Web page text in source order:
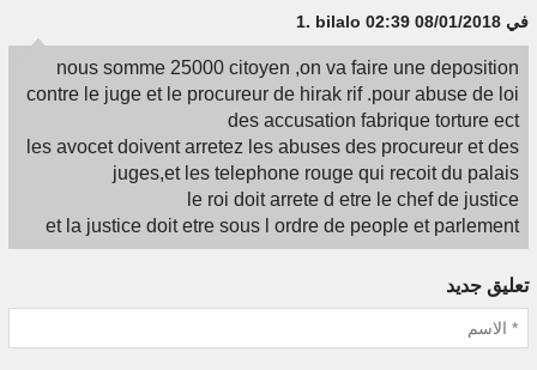
1. bilalo في 08/01/2018 02:39
nous somme 25000 citoyen ,on va faire une deposition
contre le juge et le procureur de hirak rif .pour abuse de loi
des accusation fabrique torture ect
les avocet doivent arretez les abuses des procureur et des
juges,et les telephone rouge qui recoit du palais
le roi doit arrete d etre le chef de justice
et la justice doit etre sous l ordre de people et parlement
تعليق جديد